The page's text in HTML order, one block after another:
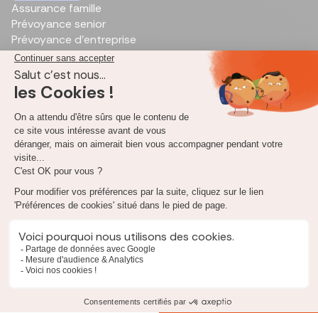
Assurance famille
Prévoyance senior
Prévoyance d'entreprise
Prévoyance TNS
Prévoyance profession libérale
Garantie Accident de la Vie - GAV
Assurance Décès
Assurance décès en ligne
Tarif assurance décès
Résiliation assurance décès
Rachat assurance décès
Capital décès d'un retraité
Assurance décès avantages et inconvénients
Différence assurance vie et assurance décès
Assurance Obsèques